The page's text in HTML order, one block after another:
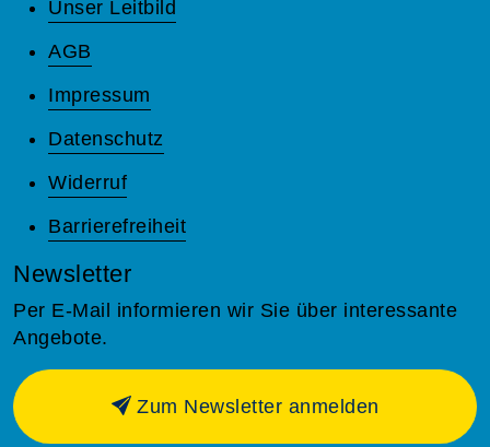
Unser Leitbild
AGB
Impressum
Datenschutz
Widerruf
Barrierefreiheit
Newsletter
Per E-Mail informieren wir Sie über interessante
Angebote.
Zum Newsletter anmelden